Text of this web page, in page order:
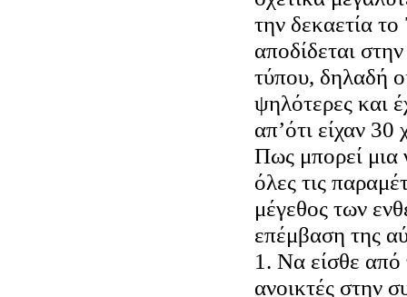
την δεκαετία
αποδίδεται
τύπου, δηλαδή
ψηλότερες και
απ’ότι είχαν 30
Πως μπορεί μια
όλες τις
μέγεθος των
επέμβαση της
1. Να είσθε από
ανοικτές στην